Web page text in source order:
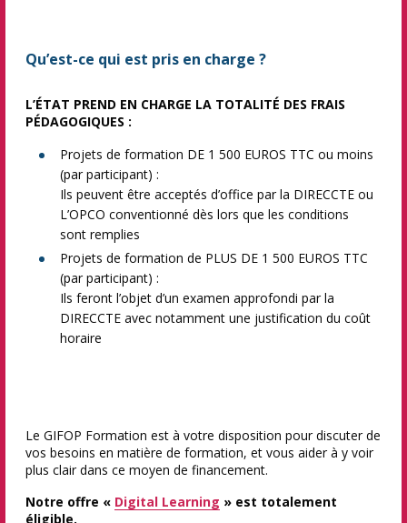
Qu’est-ce qui est pris en charge ?
L’ÉTAT PREND EN CHARGE LA TOTALITÉ DES FRAIS
PÉDAGOGIQUES :
Projets de formation DE 1 500 EUROS TTC ou moins
(par participant) :
Ils peuvent être acceptés d’office par la DIRECCTE ou
L’OPCO conventionné dès lors que les conditions
sont remplies
Projets de formation de PLUS DE 1 500 EUROS TTC
(par participant) :
Ils feront l’objet d’un examen approfondi par la
DIRECCTE avec notamment une justification du coût
horaire
Le GIFOP Formation est à votre disposition pour discuter de
vos besoins en matière de formation, et vous aider à y voir
plus clair dans ce moyen de financement.
Notre offre « Digital Learning » est totalement
éligible.